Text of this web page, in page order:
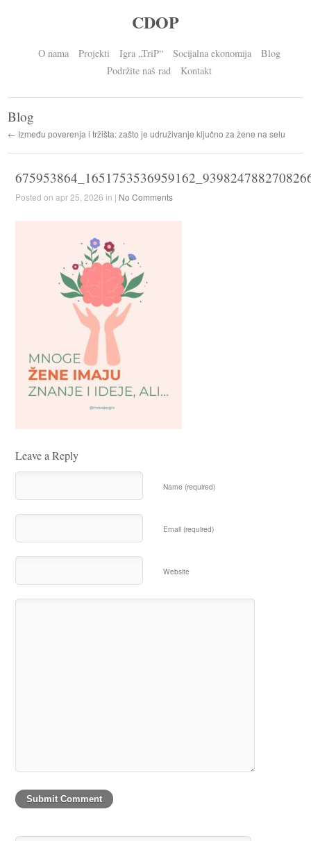
CDOP
O nama Projekti Igra „TriP“ Socijalna ekonomija
Blog
Podržite naš rad
Kontakt
Blog
← Između poverenja i tržišta: zašto je udruživanje ključno za žene na selu
Posted on apr 25, 2026 in | No Comments
Leave a Reply
Name (required)
Email (required)
Website